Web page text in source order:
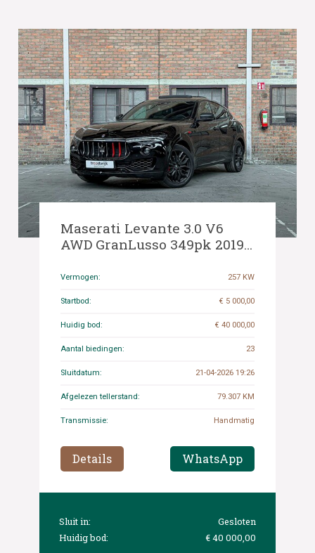
Maserati Levante 3.0 V6
AWD GranLusso 349pk 2019,
Vermogen: 257 KW
Startbod: € 5 000,00
Huidig bod: € 40 000,00
Aantal biedingen: 23
Sluitdatum: 21-04-2026 19:26
Afgelezen tellerstand: 79.307 KM
Transmissie: Handmatig
Details WhatsApp
Sluit in:
Gesloten
Huidig bod:
€ 40 000,00